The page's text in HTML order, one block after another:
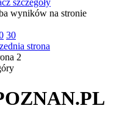
szczegóły
wyników na stronie
30
strona
2